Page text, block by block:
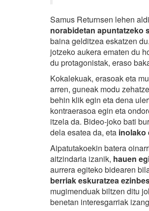
Samus Returnsen lehen
norabidetan apuntatzeko
baina gelditzea eskatzen
jotzeko aukera ematen du
du protagonistak, eraso
Kokalekuak, erasoak eta
arren, guneak modu
behin klik egin eta dena
kontraerasoa egin eta
itzela da. Bideo-joko bati
dela esatea da, eta inolako
Aipatutakoekin batera
aitzindaria izanik, hauen
aurrera egiteko bidearen
berriak eskuratzea
mugimenduak biltzen ditu
benetan interesgarriak